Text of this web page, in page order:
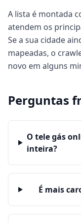
A lista é montada
atendem os
Se a sua cidade
mapeadas, o
novo em alguns
Perguntas
O tele gás
inteira?
É mais